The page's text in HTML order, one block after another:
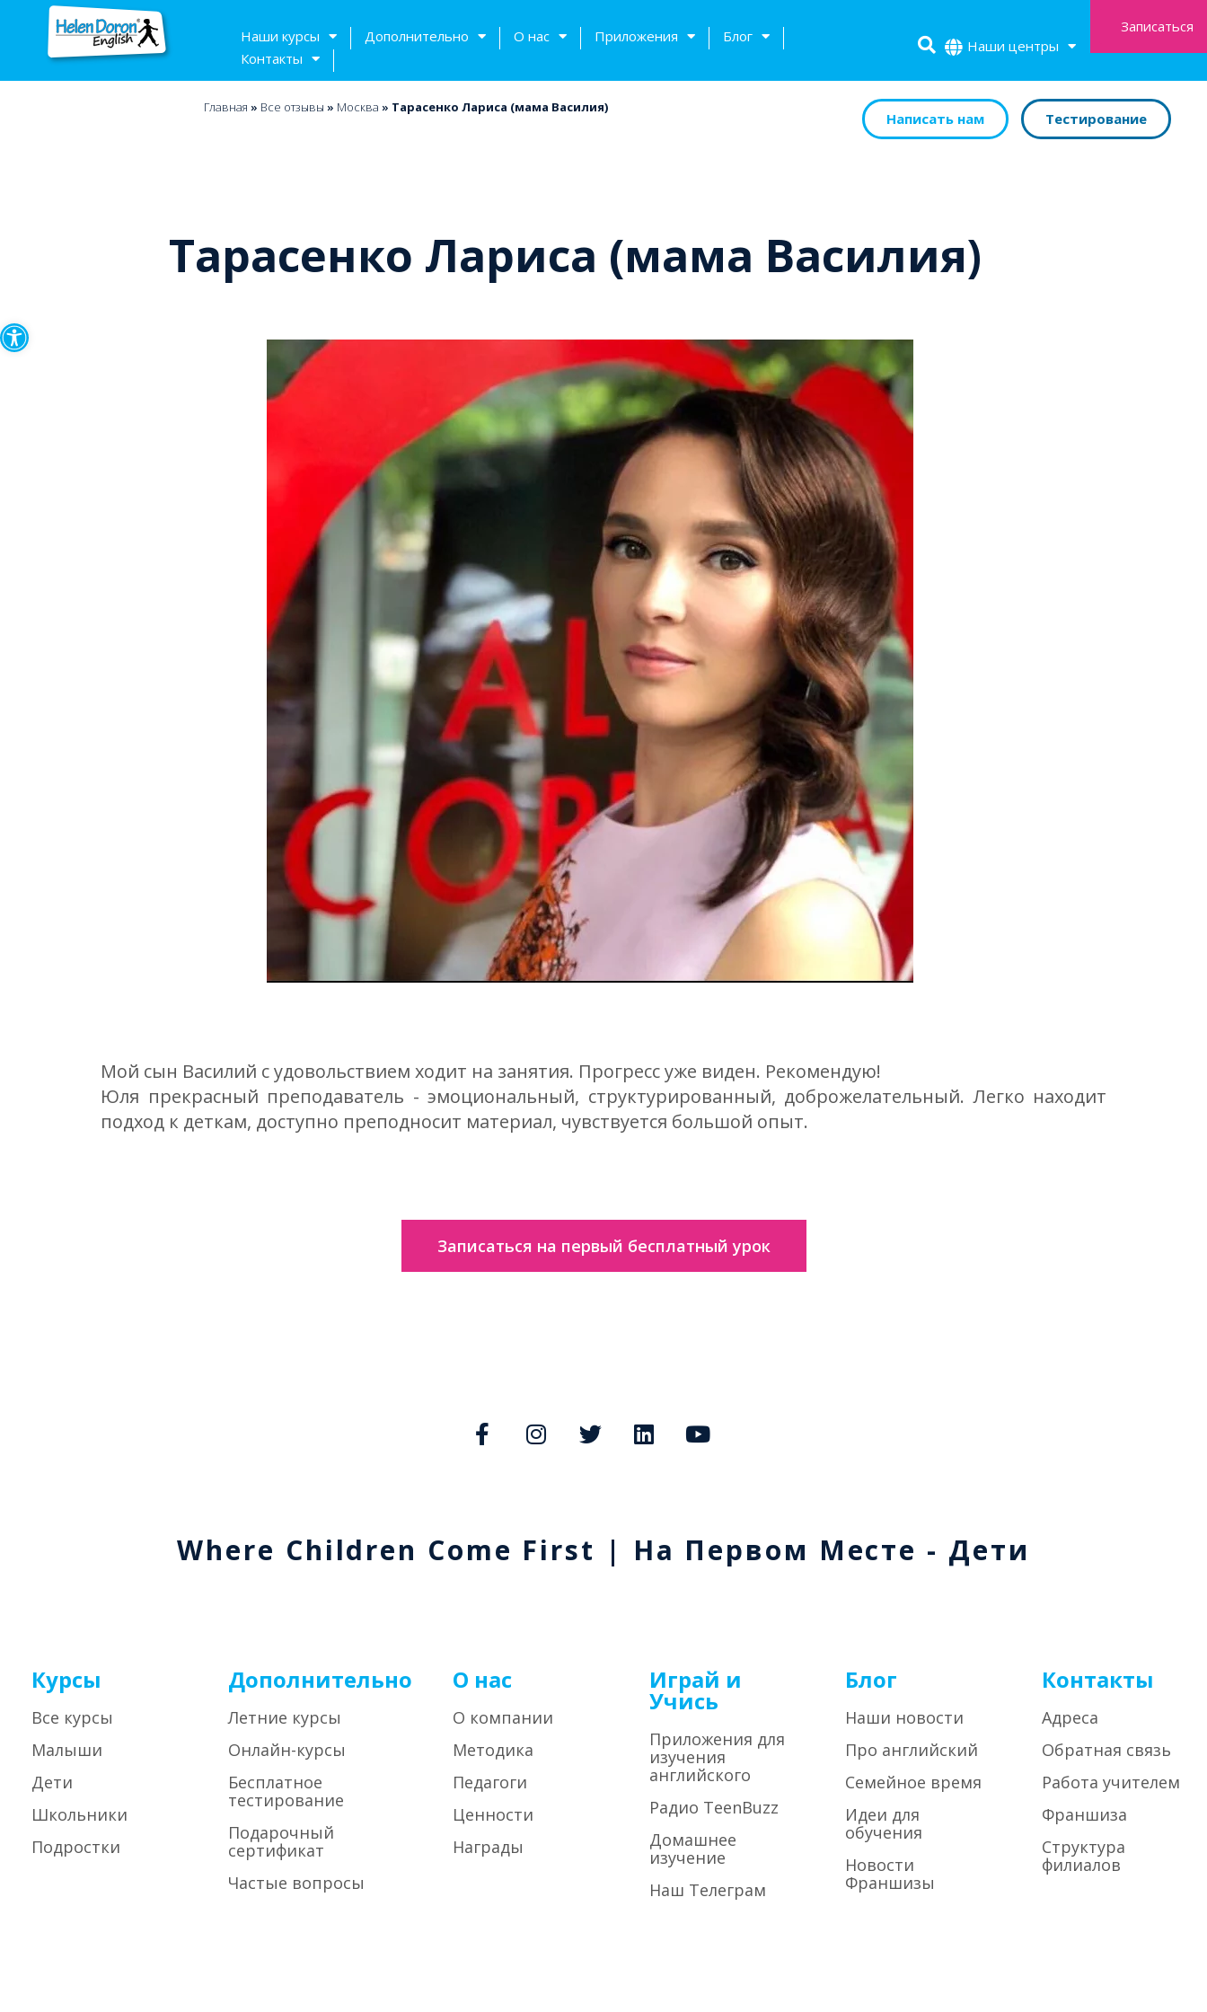
Открыть панель инструментов
Наши курсы Дополнительно О нас Приложения
Блог
Контакты
Наши центры
Записаться
Главная » Bсе отзывы » Москва » Тарасенко Лариса (мама Василия)
Написать нам Тестирование
Тарасенко Лариса (мама Василия)
Мой сын Василий с удовольствием ходит на занятия. Прогресс уже виден. Рекомендую!
Юля прекрасный преподаватель - эмоциональный, структурированный, доброжелательный. Легко находит
подход к деткам, доступно преподносит материал, чувствуется большой опыт.
Записаться на первый бесплатный урок
Where Children Come First | На Первом Месте - Дети
Курсы
Все курсы
Малыши
Дети
Школьники
Подростки
Дополнительно
Летние курсы
Онлайн-курсы
Бесплатное
тестирование
Подарочный
сертификат
Частые вопросы
О нас
О компании
Методика
Педагоги
Ценности
Награды
Играй и
Учись
Приложения для
изучения
английского
Радио TeenBuzz
Домашнее
изучение
Наш Телеграм
Блог
Наши новости
Про английский
Семейное время
Идеи для
обучения
Новости
Франшизы
Контакты
Адреса
Обратная связь
Работа учителем
Франшиза
Структура
филиалов